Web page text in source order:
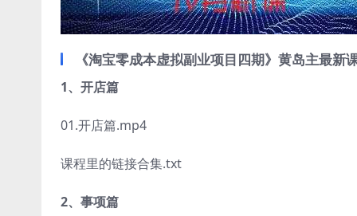
《淘宝零成本虚拟副业项目四期》黄岛主最新
1、开店篇
01.开店篇.mp4
课程里的链接合集.txt
2、事项篇